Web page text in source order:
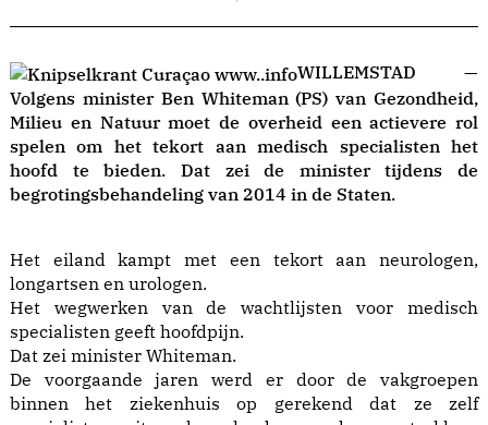
WILLEMSTAD —
Volgens minister Ben Whiteman (PS) van Gezondheid,
Milieu en Natuur moet de overheid een actievere rol
spelen om het tekort aan medisch specialisten het
hoofd te bieden. Dat zei de minister tijdens de
begrotingsbehandeling van 2014 in de Staten.
Het eiland kampt met een tekort aan neurologen,
longartsen en urologen.
Het wegwerken van de wachtlijsten voor medisch
specialisten geeft hoofdpijn.
Dat zei minister Whiteman.
De voorgaande jaren werd er door de vakgroepen
binnen het ziekenhuis op gerekend dat ze zelf